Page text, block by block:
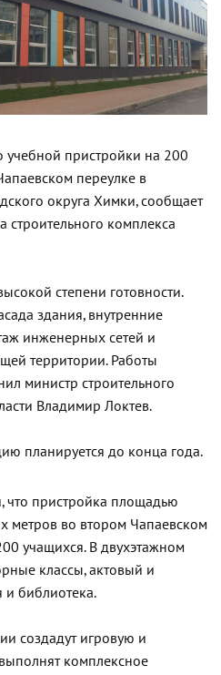
учебной пристройки на 200
переулке в
округа Химки, сообщает
строительного комплекса
степени готовности.
здания, внутренние
инженерных сетей и
территории. Работы
министр строительного
Владимир Локтев.
планируется до конца года.
что пристройка площадью
метров во втором Чапаевском
учащихся. В двухэтажном
классы, актовый и
и библиотека.
создадут игровую и
комплексное